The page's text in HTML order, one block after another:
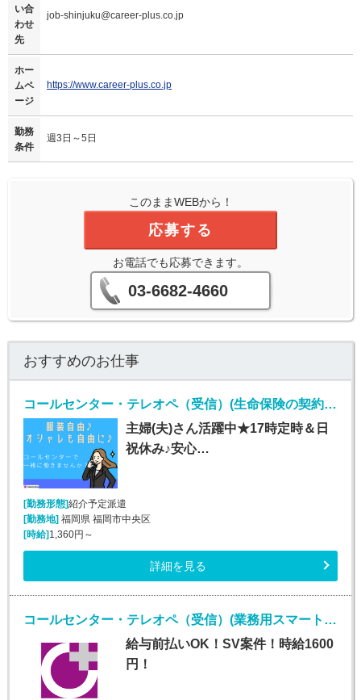
い合
わせ
先
job-shinjuku@career-plus.co.jp
ホー
ムペ
ージ
https://www.career-plus.co.jp
勤務
条件
週3日～5日
このままWEBから！
応募する
お電話でも応募できます。
03-6682-4660
おすすめのお仕事
コールセンター・テレオペ（受信）(生命保険の契約者問い合わせ窓口/7月1日入社)
主婦(夫)さん活躍中★17時定時＆日
祝休み♪安心…
[勤務形態]紹介予定派遣
[勤務地] 福岡県 福岡市中央区
[時給] 1,360円～
詳細を見る
コールセンター・テレオペ（受信）(業務用スマートフォンに関する紛失等問い合わせ窓口)
給与前払いOK！SV案件！時給1600
円！